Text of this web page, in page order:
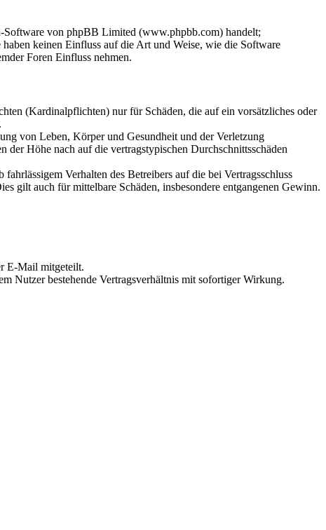
Software von phpBB Limited (www.phpbb.com) handelt;
keinen Einfluss auf die Art und Weise, wie die Software
Foren Einfluss nehmen.
(Kardinalpflichten) nur für Schäden, die auf ein vorsätzliches oder
von Leben, Körper und Gesundheit und der Verletzung
Höhe nach auf die vertragstypischen Durchschnittsschäden
Verhalten des Betreibers auf die bei Vertragsschluss
gilt auch für mittelbare Schäden, insbesondere entgangenen Gewinn.
E-Mail mitgeteilt.
Nutzer bestehende Vertragsverhältnis mit sofortiger Wirkung.